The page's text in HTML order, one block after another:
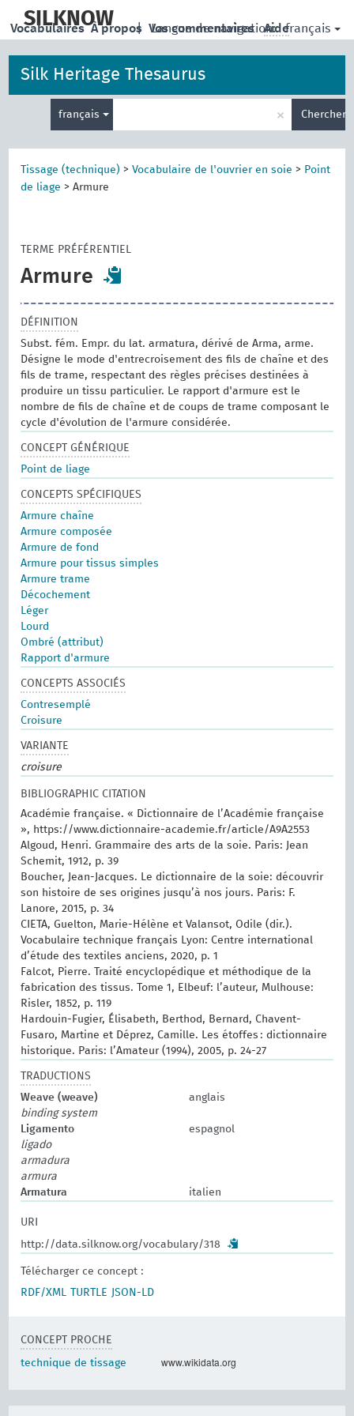
main
SILKNOW | Langue de navigation: français
Vocabulaires À propos Vos commentaires Aide
Silk Heritage Thesaurus
français
de
recherche
× Chercher
Tissage (technique) >Vocabulaire de l'ouvrier en soie > Point
de liage >Armure
TERME PRÉFÉRENTIEL
Armure
DÉFINITION
Subst. fém. Empr. du lat. armatura, dérivé de Arma, arme.
Désigne le mode d'entrecroisement des fils de chaîne et des
fils de trame, respectant des règles précises destinées à
produire un tissu particulier. Le rapport d'armure est le
nombre de fils de chaîne et de coups de trame composant le
cycle d'évolution de l'armure considérée.
CONCEPT GÉNÉRIQUE
Point de liage
CONCEPTS SPÉCIFIQUES
Armure chaîne
Armure composée
Armure de fond
Armure pour tissus simples
Armure trame
Décochement
Léger
Lourd
Ombré (attribut)
Rapport d'armure
CONCEPTS ASSOCIÉS
Contresemplé
Croisure
VARIANTE
croisure
BIBLIOGRAPHIC CITATION
Académie française. « Dictionnaire de l’Académie française
», https://www.dictionnaire-academie.fr/article/A9A2553
Algoud, Henri. Grammaire des arts de la soie. Paris: Jean
Schemit, 1912, p. 39
Boucher, Jean-Jacques. Le dictionnaire de la soie: découvrir
son histoire de ses origines jusqu’à nos jours. Paris: F.
Lanore, 2015, p. 34
CIETA, Guelton, Marie-Hélène et Valansot, Odile (dir.).
Vocabulaire technique français Lyon: Centre international
d’étude des textiles anciens, 2020, p. 1
Falcot, Pierre. Traité encyclopédique et méthodique de la
fabrication des tissus. Tome 1, Elbeuf: l’auteur, Mulhouse:
Risler, 1852, p. 119
Hardouin-Fugier, Élisabeth, Berthod, Bernard, Chavent-
Fusaro, Martine et Déprez, Camille. Les étoffes : dictionnaire
historique. Paris: l’Amateur (1994), 2005, p. 24-27
TRADUCTIONS
Weave (weave)
anglais
binding system
Ligamento
espagnol
ligado
armadura
armura
Armatura
italien
URI
http://data.silknow.org/vocabulary/318
Télécharger ce concept :
RDF/XML
TURTLE JSON-LD
CONCEPT PROCHE
technique de tissage www.wikidata.org